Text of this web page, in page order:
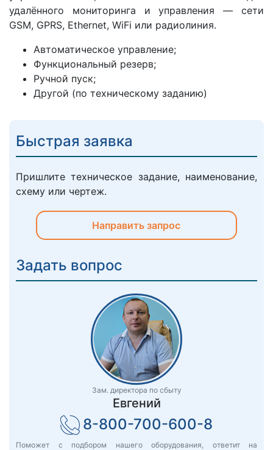
удалённого мониторинга и управления — сети
GSM, GPRS, Ethernet, WiFi или радиолиния.
Автоматическое управление;
Функциональный резерв;
Ручной пуск;
Другой (по техническому заданию)
Быстрая заявка
Пришлите техническое задание, наименование,
схему или чертеж.
Направить запрос
Задать вопрос
Зам. директора по сбыту
Евгений
8-800-700-600-8
Поможет с подбором нашего оборудования, ответит на